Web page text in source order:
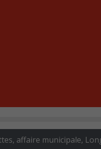
, affaire municipale,